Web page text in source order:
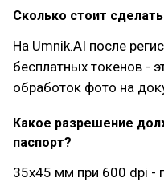
Сколько стоит
На Umnik.AI после
бесплатных токенов -
обработок фото на
Какое разрешение
паспорт?
35х45 мм при 600 dpi -